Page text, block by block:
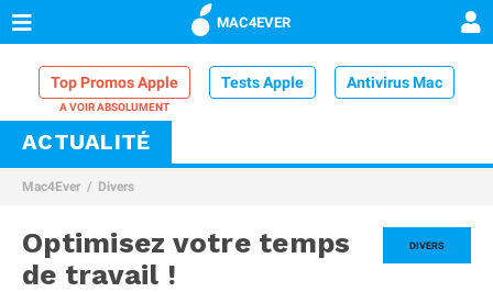
MAC4EVER
Top Promos Apple Tests Apple Antivirus Mac
VPN Mac
Comparatif iPhone
ACTUALITÉ
Mac4Ever Divers
DIVERS
Optimisez votre temps
de travail !